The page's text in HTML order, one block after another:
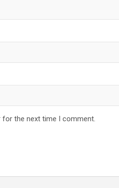
for the next time I comment.